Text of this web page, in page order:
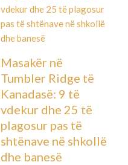
Masakër në
Tumbler Ridge të
Kanadasë: 9 të
vdekur dhe 25 të
plagosur pas të
shtënave në shkollë
dhe banesë